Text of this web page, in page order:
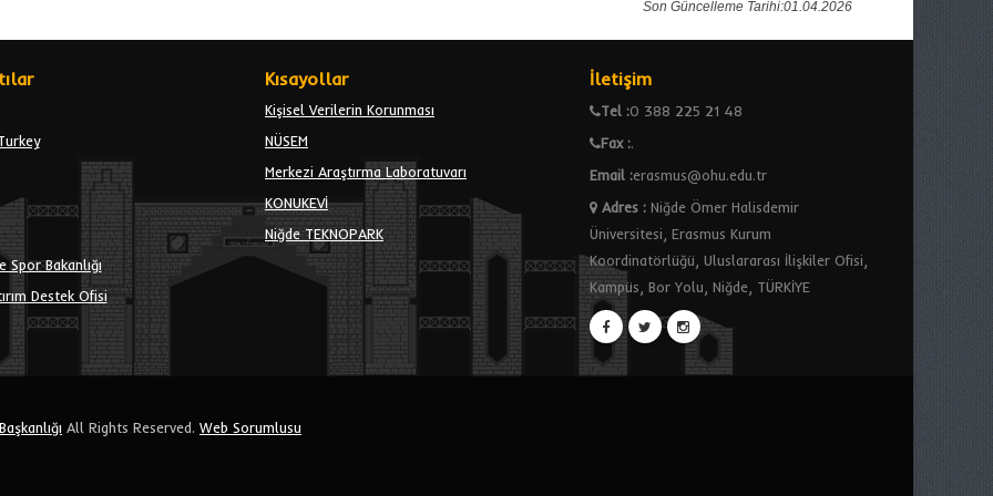
Son Güncelleme Tarihi:01.04.2026
Spor Bakanlığı
Destek Ofisi
Kısayollar
Kişisel Verilerin Korunması
NÜSEM
Merkezi Araştırma Laboratuvarı
KONUKEVİ
Niğde TEKNOPARK
İletişim
Tel :0 388 225 21 48
Fax :.
Email :erasmus@ohu.edu.tr
Adres:Niğde Ömer Halisdemir
Üniversitesi, Erasmus Kurum
Koordinatörlüğü, Uluslararası İlişkiler Ofisi,
Kampüs, Bor Yolu, Niğde, TÜRKİYE
All Rights Reserved. Web Sorumlusu